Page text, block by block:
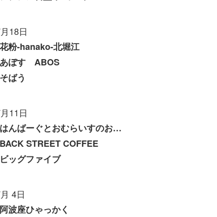
18日
花粉-hanako-北堀江
あぼす ABOS
そばう
11日
はんばーぐとおむらいすのお店 いくら
BACK STREET COFFEE
ビッグファイブ
4日
阿波座ひゃっかく